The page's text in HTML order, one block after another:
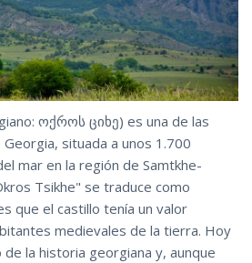
ოქროს ციხე) es una de las
situada a unos 1.700
mar en la región de Samtkhe-
Tsikhe" se traduce como
que el castillo tenía un valor
medievales de la tierra. Hoy
la historia georgiana y, aunque